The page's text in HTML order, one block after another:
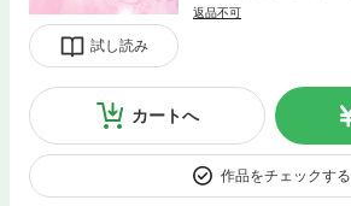
試し読み
返品不可
カートへ
作品をチェックする